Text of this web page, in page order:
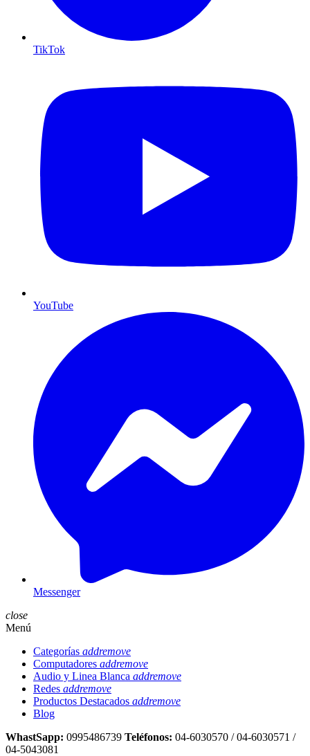
TikTok
YouTube
Messenger
close
Menú
Categorías addremove
Computadores addremove
Audio y Linea Blanca addremove
Redes addremove
Productos Destacados addremove
Blog
WhastSapp: 0995486739 Teléfonos: 04-6030570 / 04-6030571 /
04-5043081